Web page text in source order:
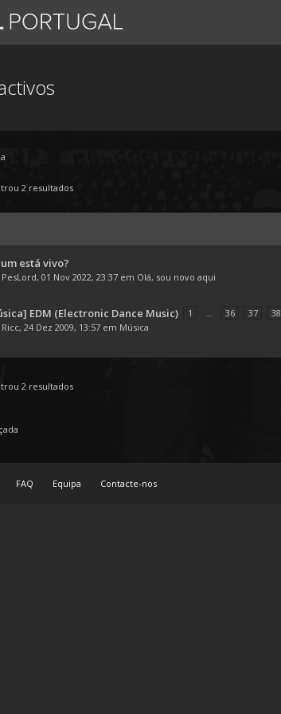
2 resultados
está vivo?
PesLord, 01 Nov 2022, 23:37 em Olá, sou novo aqui
EDM (Electronic Dance Music) 1 ... 36 37
38
Ricc, 24 Dez 2009, 13:57 em Música
2 resultados
FAQ Equipa Contacte-nos